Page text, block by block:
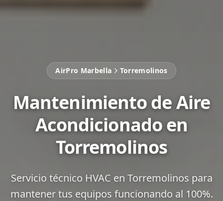
AirPro Marbella Torremolinos
Mantenimiento de Aire
Acondicionado en
Torremolinos
Servicio técnico HVAC en Torremolinos para
mantener tus equipos funcionando al 100%.